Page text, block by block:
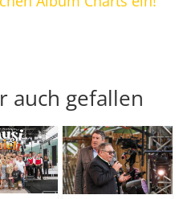
auch gefallen